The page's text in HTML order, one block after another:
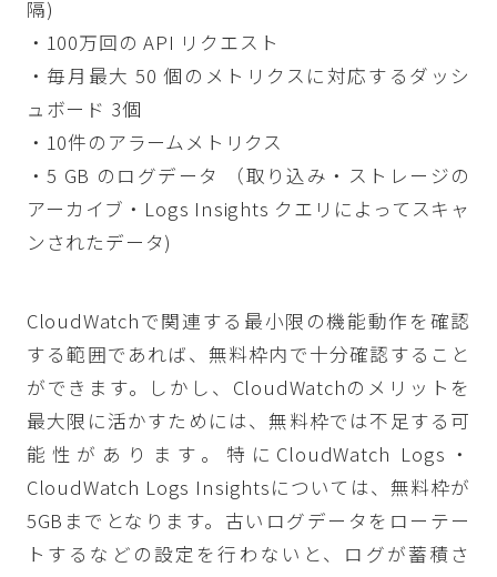
隔)
・100万回の API リクエスト
・毎月最大 50 個のメトリクスに対応するダッシ
ュボード 3個
・10件のアラームメトリクス
・5 GB のログデータ （取り込み・ストレージの
アーカイブ・Logs Insights クエリによってスキャ
ンされたデータ)
CloudWatchで関連する最小限の機能動作を確認
する範囲であれば、無料枠内で十分確認すること
ができます。しかし、CloudWatchのメリットを
最大限に活かすためには、無料枠では不足する可
能性があります。特にCloudWatch Logs・
CloudWatch Logs Insightsについては、無料枠が
5GBまでとなります。古いログデータをローテー
トするなどの設定を行わないと、ログが蓄積さ